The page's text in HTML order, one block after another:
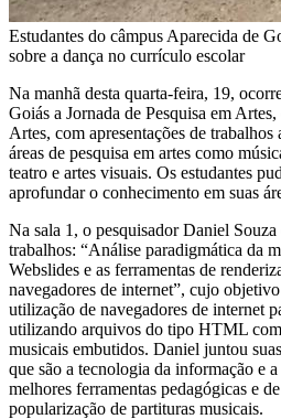
Estudantes do câmpus Aparecida de
sobre a dança no currículo escolar
Na manhã desta quarta-feira, 19,
Goiás a Jornada de Pesquisa em
Artes, com apresentações de trabalhos
áreas de pesquisa em artes como
teatro e artes visuais. Os estudantes
aprofundar o conhecimento em suas
Na sala 1, o pesquisador Daniel
trabalhos: “Análise paradigmática da
Webslides e as ferramentas de
navegadores de internet”, cujo
utilização de navegadores de internet
utilizando arquivos do tipo HTML
musicais embutidos. Daniel juntou
que são a tecnologia da informação e
melhores ferramentas pedagógicas e
popularização de partituras musicais.